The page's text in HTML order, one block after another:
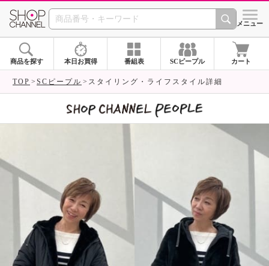
SHOP CHANNEL シメニュー
商品を探す 本日お買得 番組表 SCピープル カート
TOP SCピープル スタイリング・ライフスタイル詳細